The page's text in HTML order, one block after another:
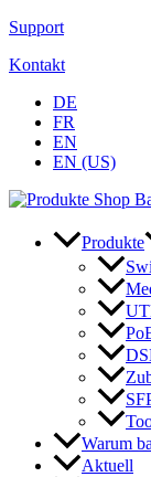
Zum
springen
Support
Kontakt
DE
FR
EN
EN (US)
Produkte
Warum
Aktuell